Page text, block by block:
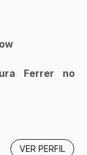
Ferrer no
VER PERFIL